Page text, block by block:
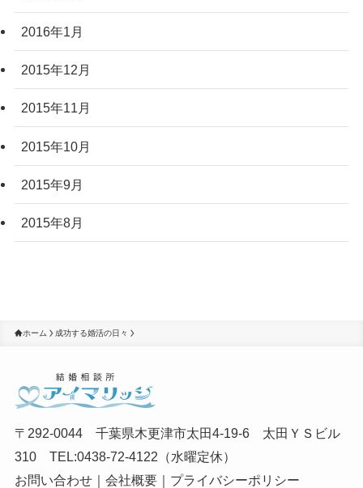
2016年1月
2015年12月
2015年11月
2015年10月
2015年9月
2015年8月
ホーム 成功する婚活の日々
〒292-0044 千葉県木更津市太田4-19-6 太田ＹＳビル
310 TEL:0438-72-4122（水曜定休）
お問い合わせ｜ 会社概要｜ プライバシーポリシー